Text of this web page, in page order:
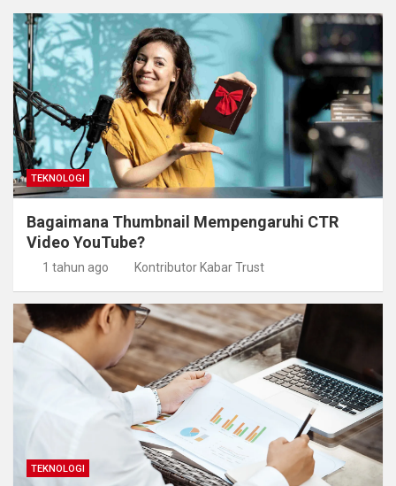
TEKNOLOGI
Bagaimana Thumbnail Mempengaruhi CTR
Video YouTube?
1 tahun ago Kontributor Kabar Trust
TEKNOLOGI